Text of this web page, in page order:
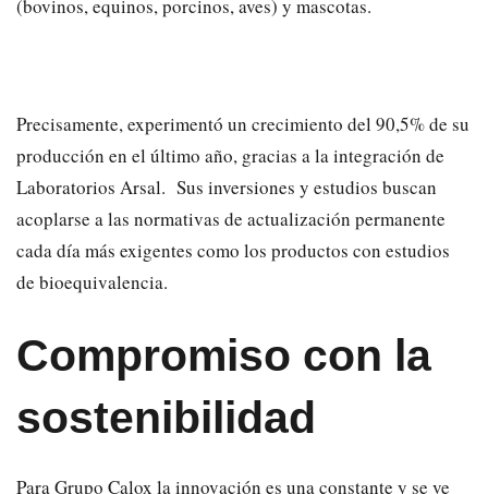
(bovinos, equinos, porcinos, aves) y mascotas.
Precisamente, experimentó un crecimiento del 90,5% de su
producción en el último año, gracias a la integración de
Laboratorios Arsal. Sus inversiones y estudios buscan
acoplarse a las normativas de actualización permanente
cada día más exigentes como los productos con estudios
de bioequivalencia.
Compromiso con la
sostenibilidad
Para Grupo Calox la innovación es una constante y se ve